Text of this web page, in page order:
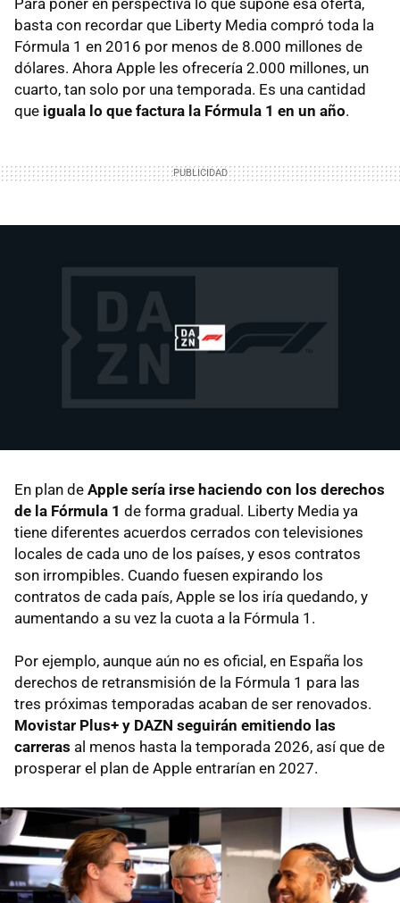
basta con recordar que Liberty Media compró toda la
Fórmula 1 en 2016 por menos de 8.000 millones de
dólares. Ahora Apple les ofrecería 2.000 millones, un
cuarto, tan solo por una temporada. Es una cantidad
que iguala lo que factura la Fórmula 1 en un año.
En plan de Apple sería irse haciendo con los derechos
de la Fórmula 1 de forma gradual. Liberty Media ya
tiene diferentes acuerdos cerrados con televisiones
locales de cada uno de los países, y esos contratos
son irrompibles. Cuando fuesen expirando los
contratos de cada país, Apple se los iría quedando, y
aumentando a su vez la cuota a la Fórmula 1.
Por ejemplo, aunque aún no es oficial, en España los
derechos de retransmisión de la Fórmula 1 para las
tres próximas temporadas acaban de ser renovados.
Movistar Plus+ y DAZN seguirán emitiendo las
carreras al menos hasta la temporada 2026, así que de
prosperar el plan de Apple entrarían en 2027.